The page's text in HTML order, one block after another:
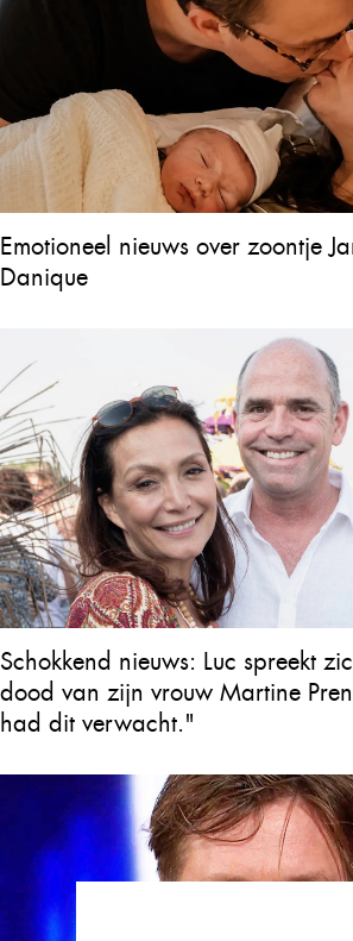
Emotioneel nieuws over zoontje
Danique
Schokkend nieuws: Luc spreekt
dood van zijn vrouw Martine
had dit verwacht."